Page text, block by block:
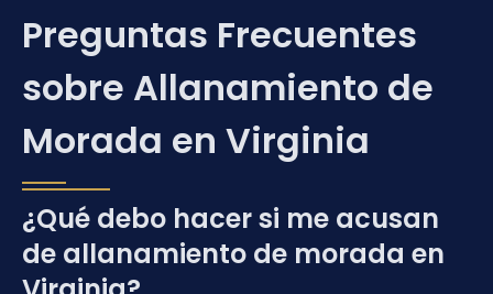
Preguntas Frecuentes
sobre Allanamiento de
Morada en Virginia
¿Qué debo hacer si me acusan
de allanamiento de morada en